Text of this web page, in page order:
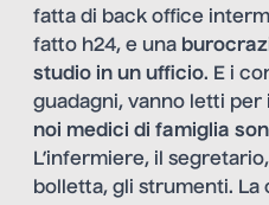
fatta di back office
fatto h24, e una
studio in un ufficio. E i
guadagni, vanno letti per
noi medici di famiglia
L’infermiere, il
bolletta, gli strumenti. La